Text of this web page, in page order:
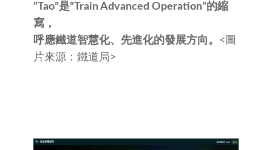
“Tao”是“Train Advanced Operation”的縮
寫，
呼應鐵道智慧化、先進化的發展方向。 <圖
片來源：鐵道局>